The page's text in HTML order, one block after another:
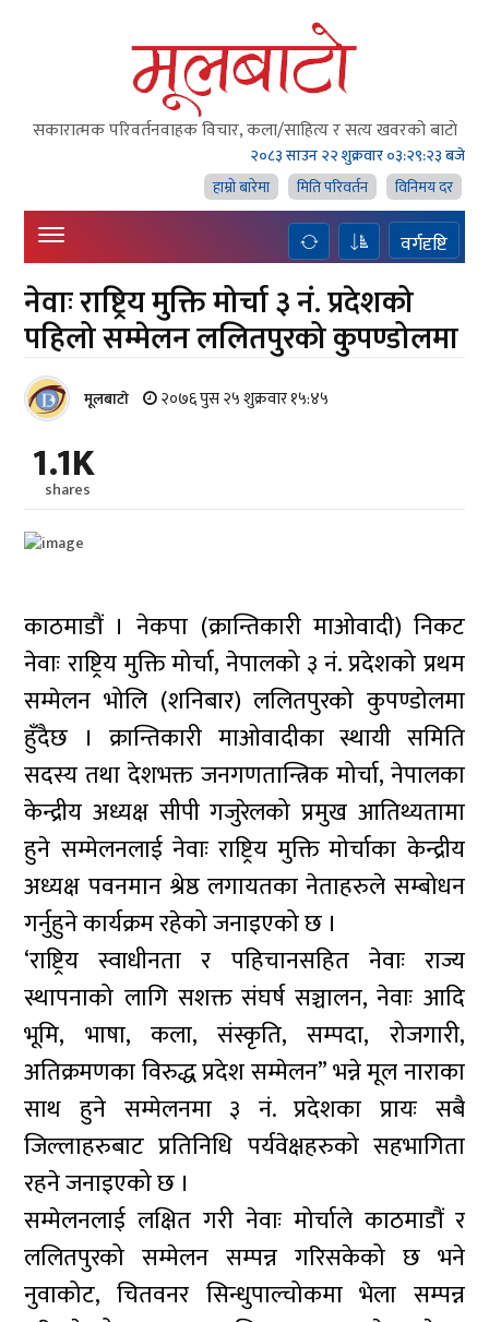
सकारात्मक परिवर्तनवाहक विचार, कला/साहित्य र सत्य खवरको बाटाे
२०८३ साउन २२ शुक्रवार०३:२९:२४ बजे
हाम्राे बारेमा
मिति परिवर्तन विनिमय दर
वर्गदृष्टि
नेवाः राष्ट्रिय मुक्ति मोर्चा ३ नं. प्रदेशको
पहिलो सम्मेलन ललितपुरको कुपण्डोलमा
मूलबाटाे २०७६ पुस २५ शुक्रवार १५:४५
1.1K
shares
काठमाडौं । नेकपा (क्रान्तिकारी माओवादी) निकट
नेवाः राष्ट्रिय मुक्ति मोर्चा, नेपालको ३ नं. प्रदेशको प्रथम
सम्मेलन भोलि (शनिबार) ललितपुरको कुपण्डोलमा
हुँदैछ । क्रान्तिकारी माओवादीका स्थायी समिति
सदस्य तथा देशभक्त जनगणतान्त्रिक मोर्चा, नेपालका
केन्द्रीय अध्यक्ष सीपी गजुरेलको प्रमुख आतिथ्यतामा
हुने सम्मेलनलाई नेवाः राष्ट्रिय मुक्ति मोर्चाका केन्द्रीय
अध्यक्ष पवनमान श्रेष्ठ लगायतका नेताहरुले सम्बोधन
गर्नुहुने कार्यक्रम रहेको जनाइएको छ ।
‘राष्ट्रिय स्वाधीनता र पहिचानसहित नेवाः राज्य
स्थापनाको लागि सशक्त संघर्ष सञ्चालन, नेवाः आदि
भूमि, भाषा, कला, संस्कृति, सम्पदा, रोजगारी,
अतिक्रमणका विरुद्ध प्रदेश सम्मेलन” भन्ने मूल नाराका
साथ हुने सम्मेलनमा ३ नं. प्रदेशका प्रायः सबै
जिल्लाहरुबाट प्रतिनिधि पर्यवेक्षहरुको सहभागिता
रहने जनाइएको छ ।
सम्मेलनलाई लक्षित गरी नेवाः मोर्चाले काठमाडौं र
ललितपुरको सम्मेलन सम्पन्न गरिसकेको छ भने
नुवाकोट, चितवनर सिन्धुपाल्चोकमा भेला सम्पन्न